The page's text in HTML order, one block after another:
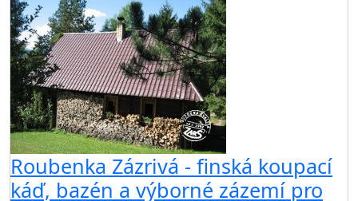
Roubenka Zázrivá - finská koupací
káď, bazén a výborné zázemí pro